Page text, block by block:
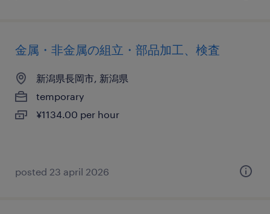
金属・非金属の組立・部品加工、検査
新潟県長岡市, 新潟県
temporary
¥1134.00 per hour
posted 23 april 2026